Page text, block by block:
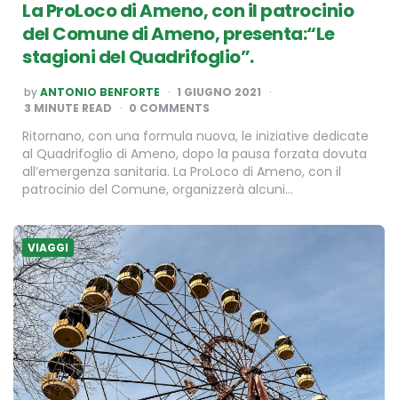
La ProLoco di Ameno, con il patrocinio
del Comune di Ameno, presenta:“Le
stagioni del Quadrifoglio”.
POSTED
BY
byANTONIO BENFORTE
1 GIUGNO 2021
3 MINUTE READ 0 COMMENTS
Ritornano, con una formula nuova, le iniziative dedicate
al Quadrifoglio di Ameno, dopo la pausa forzata dovuta
all’emergenza sanitaria. La ProLoco di Ameno, con il
patrocinio del Comune, organizzerà alcuni…
VIAGGI